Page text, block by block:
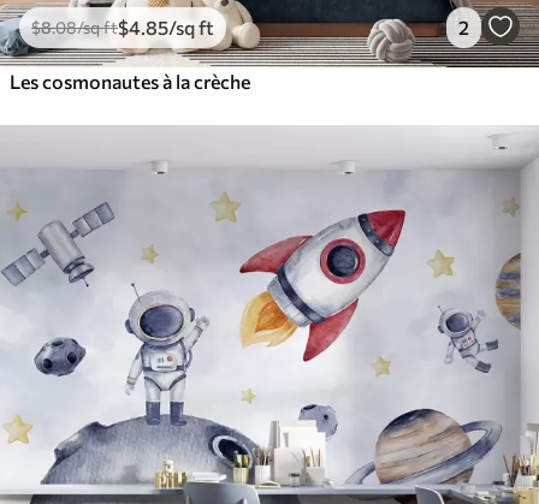
$8.08/sq ft$4 .85/sq ft 2
Les cosmonautes à la crèche